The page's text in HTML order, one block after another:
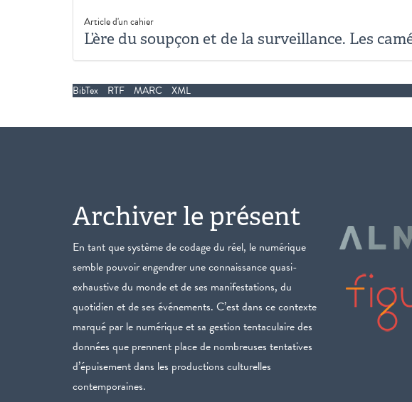
Article d'un cahier
L’ère du soupçon et de la surveillance. Les
BibTex RTF MARC XML
Archiver le présent
En tant que système de codage du réel, le numérique
semble pouvoir engendrer une connaissance quasi-
exhaustive du monde et de ses manifestations, du
quotidien et de ses événements. C’est dans ce contexte
marqué par le numérique et sa gestion tentaculaire des
données que prennent place de nombreuses tentatives
d’épuisement dans les productions culturelles
contemporaines.